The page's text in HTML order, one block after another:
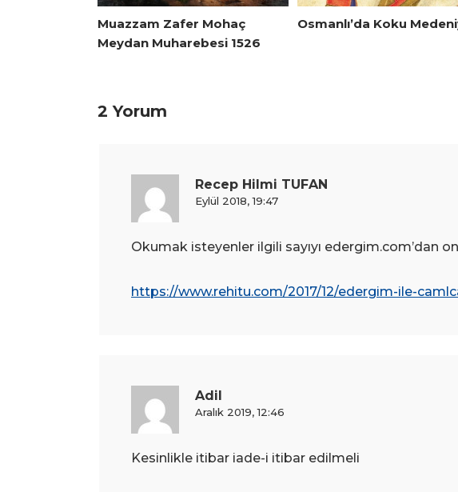
Muazzam Zafer Mohaç
Meydan Muharebesi 1526
Osmanlı’da Koku
2 Yorum
Recep Hilmi TUFAN
Eylül 2018, 19:47
Okumak isteyenler ilgili sayıyı edergim.com’dan
https://www.rehitu.com/2017/12/edergim-ile-
Adil
Aralık 2019, 12:46
Kesinlikle itibar iade-i itibar edilmeli